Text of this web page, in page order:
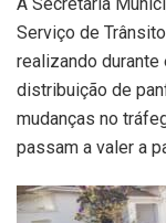
Serviço de
realizando
distribuição de
mudanças no
passam a valer a